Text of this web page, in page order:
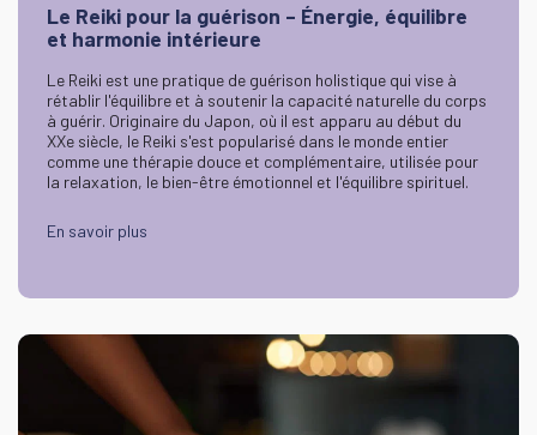
Le Reiki pour la guérison – Énergie, équilibre
et harmonie intérieure
Le Reiki est une pratique de guérison holistique qui vise à
rétablir l'équilibre et à soutenir la capacité naturelle du corps
à guérir. Originaire du Japon, où il est apparu au début du
XXe siècle, le Reiki s'est popularisé dans le monde entier
comme une thérapie douce et complémentaire, utilisée pour
la relaxation, le bien-être émotionnel et l'équilibre spirituel.
En savoir plus